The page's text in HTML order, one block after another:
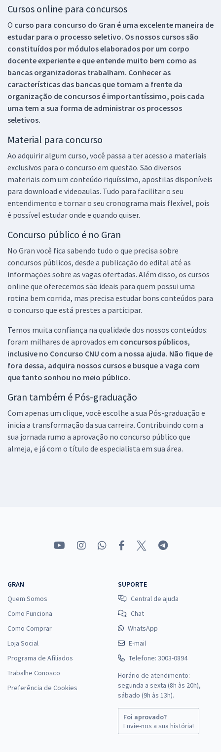
Cursos online para concursos
O curso para concurso do Gran é uma excelente maneira de
estudar para o processo seletivo. Os nossos cursos são
constituídos por módulos elaborados por um corpo
docente experiente e que entende muito bem como as
bancas organizadoras trabalham. Conhecer as
características das bancas que tomam a frente da
organização de concursos é importantíssimo, pois cada
uma tem a sua forma de administrar os processos
seletivos.
Material para concurso
Ao adquirir algum curso, você passa a ter acesso a materiais
exclusivos para o concurso em questão. São diversos
materiais com um conteúdo riquíssimo, apostilas disponíveis
para download e videoaulas. Tudo para facilitar o seu
entendimento e tornar o seu cronograma mais flexível, pois
é possível estudar onde e quando quiser.
Concurso público é no Gran
No Gran você fica sabendo tudo o que precisa sobre
concursos públicos, desde a publicação do edital até as
informações sobre as vagas ofertadas. Além disso, os cursos
online que oferecemos são ideais para quem possui uma
rotina bem corrida, mas precisa estudar bons conteúdos para
o concurso que está prestes a participar.
Temos muita confiança na qualidade dos nossos conteúdos:
foram milhares de aprovados em concursos públicos,
inclusive no Concurso CNU com a nossa ajuda. Não fique de
fora dessa, adquira nossos cursos e busque a vaga com
que tanto sonhou no meio público.
Gran também é Pós-graduação
Com apenas um clique, você escolhe a sua Pós-graduação e
inicia a transformação da sua carreira. Contribuindo com a
sua jornada rumo a aprovação no concurso público que
almeja, e já com o título de especialista em sua área.
GRAN
Quem Somos
Como Funciona
Como Comprar
Loja Social
Programa de Afiliados
Trabalhe Conosco
Preferência de Cookies
SUPORTE
Central de ajuda
Chat
WhatsApp
E-mail
Telefone: 3003-0894
Horário de atendimento:
segunda a sexta (8h às 20h),
sábado (9h às 13h).
Foi aprovado?
Envie-nos a sua história!